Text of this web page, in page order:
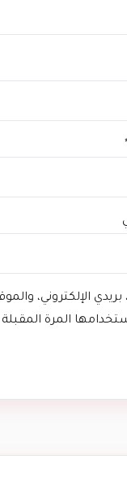
الإلكتروني،
المرة